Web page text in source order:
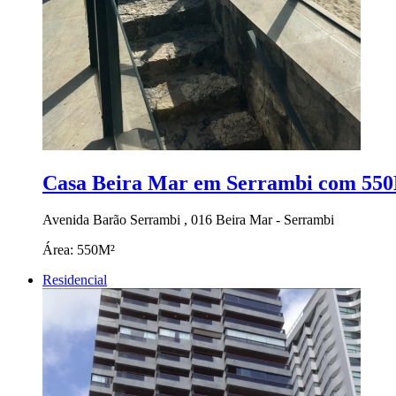
Casa Beira Mar em Serrambi com
Avenida Barão Serrambi , 016 Beira Mar - Serrambi
Área: 550M²
Residencial